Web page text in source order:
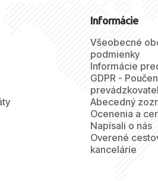
Informácie
Všeobecné
podmienky
Informácie
GDPR -
Abecedný
Ocenenia a
Napísali o nás
Overené
kancelárie